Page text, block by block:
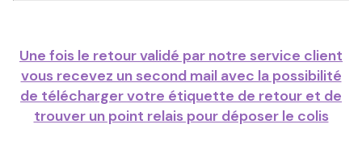
Une fois le retour validé par notre service client
vous recevez un second mail avec la possibilité
de télécharger votre étiquette de retour et de
trouver un point relais pour déposer le colis